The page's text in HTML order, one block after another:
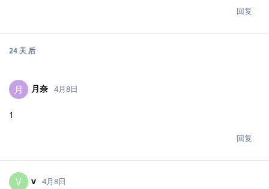
回复
24 天 后
月 月奈 4月8日
1
回复
V v 4月8日